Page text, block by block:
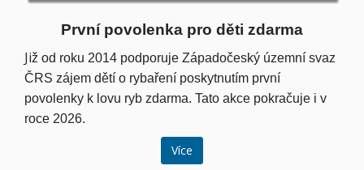
První povolenka pro děti zdarma
Již od roku 2014 podporuje Západočeský územní svaz
ČRS zájem dětí o rybaření poskytnutím první
povolenky k lovu ryb zdarma. Tato akce pokračuje i v
roce 2026.
Více